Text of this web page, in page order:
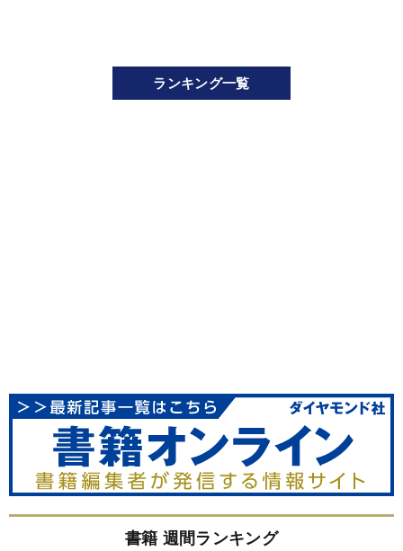
ランキング一覧
書籍 週間ランキング